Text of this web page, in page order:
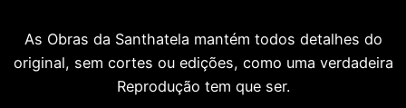
As Obras da Santhatela mantém todos detalhes do
original, sem cortes ou edições, como uma verdadeira
Reprodução tem que ser.